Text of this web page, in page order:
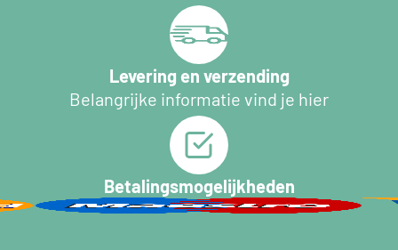
Levering en verzending
Belangrijke informatie vind je hier
Betalingsmogelijkheden